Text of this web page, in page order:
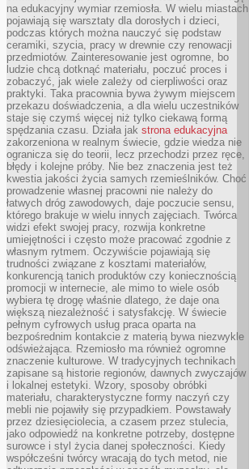
na edukacyjny wymiar rzemiosła. W wielu miastach
pojawiają się warsztaty dla dorosłych i dzieci,
podczas których można nauczyć się podstaw
ceramiki, szycia, pracy w drewnie czy renowacji
przedmiotów. Zainteresowanie jest ogromne, bo
ludzie chcą dotknąć materiału, poczuć proces i
zobaczyć, jak wiele zależy od cierpliwości oraz
praktyki. Taka pracownia bywa żywym miejscem
przekazu doświadczenia, a dla wielu uczestników
staje się czymś więcej niż tylko ciekawą formą
spędzania czasu. Działa jak strona edukacyjna
zakorzeniona w realnym świecie, gdzie wiedza nie
ogranicza się do teorii, lecz przechodzi przez ręce,
błędy i kolejne próby. Nie bez znaczenia jest też
kwestia jakości życia samych rzemieślników. Choć
prowadzenie własnej pracowni nie należy do
łatwych dróg zawodowych, daje poczucie sensu,
którego brakuje w wielu innych zajęciach. Twórca
widzi efekt swojej pracy, rozwija konkretne
umiejętności i często może pracować zgodnie z
własnym rytmem. Oczywiście pojawiają się
trudności związane z kosztami materiałów,
konkurencją tanich produktów czy koniecznością
promocji w internecie, ale mimo to wiele osób
wybiera tę drogę właśnie dlatego, że daje ona
większą niezależność i satysfakcję. W świecie
pełnym cyfrowych usług praca oparta na
bezpośrednim kontakcie z materią bywa niezwykle
odświeżająca. Rzemiosło ma również ogromne
znaczenie kulturowe. W tradycyjnych technikach
zapisane są historie regionów, dawnych zwyczajów
i lokalnej estetyki. Wzory, sposoby obróbki
materiału, charakterystyczne formy naczyń czy
mebli nie pojawiły się przypadkiem. Powstawały
przez dziesięciolecia, a czasem przez stulecia,
jako odpowiedź na konkretne potrzeby, dostępne
surowce i styl życia danej społeczności. Kiedy
współcześni twórcy wracają do tych metod, nie